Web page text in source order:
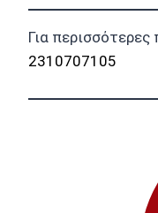
Για
2310707105